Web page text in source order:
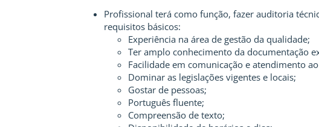
Profissional terá como função, fazer auditoria
requisitos básicos:
Experiência na área de gestão da qualidade;
Ter amplo conhecimento da documentação
Facilidade em comunicação e atendimento
Dominar as legislações vigentes e locais;
Gostar de pessoas;
Português fluente;
Compreensão de texto;